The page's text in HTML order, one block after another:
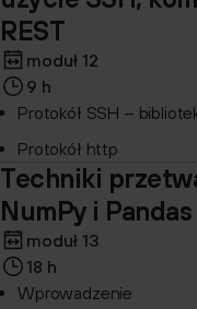
REST
moduł 12
9 h
Protokół SSH –
Protokół http
Techniki
NumPy i Pandas
moduł 13
18 h
Wprowadzenie